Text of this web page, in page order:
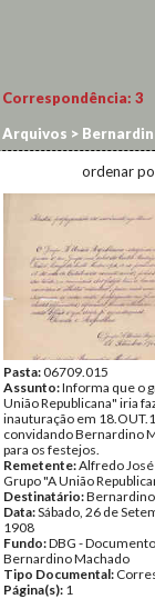
Correspondência: 3
Arquivos >
ordenar
Pasta:06709.015
Assunto:Informa que o
União Republicana" iria
inauturação em
convidando Bernardino
para os festejos.
Remetente:Alfredo
Grupo "A União
Destinatário:
Data:Sábado, 26 de
1908
Fundo:DBG -
Bernardino Machado
Tipo Documental:
Página(s): 1